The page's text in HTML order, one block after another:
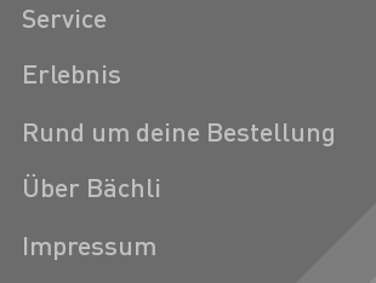
Service
Erlebnis
Rund um deine Bestellung
Über Bächli
Impressum